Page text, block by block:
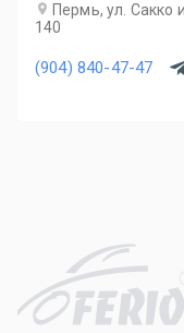
Пермь, ул. Сакко
140
(904) 840-47-47